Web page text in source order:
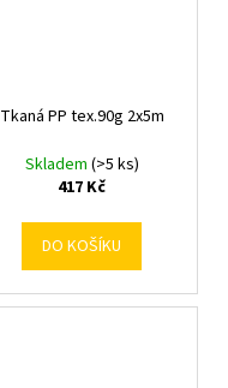
Tkaná PP tex.90g 2x5m
Skladem (>5 ks)
417 Kč
DO KOŠÍKU